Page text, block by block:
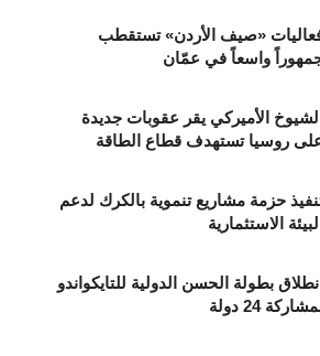
«صيف الأردن» تستقطب
واسعاً في عمّان
الشيوخ الأميركي يقر عقوبات جديدة
روسيا تستهدف قطاع الطاقة
حزمة مشاريع تنموية بالكرك لدعم
البيئة الاستثمارية
انطلاق بطولة الحسن الدولية للتايكواندو
24 دولة